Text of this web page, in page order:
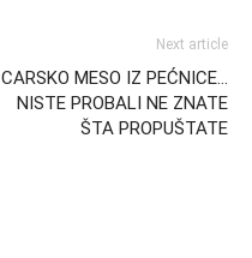
Next article
CARSKO MESO IZ PEĆNICE…
NISTE PROBALI NE ZNATE
ŠTA PROPUŠTATE